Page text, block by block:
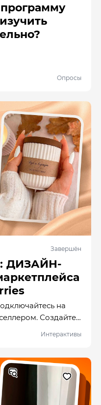
Опросы
Завершён
ДИЗАЙН-
на
Создайте
для товара
Интерактивы